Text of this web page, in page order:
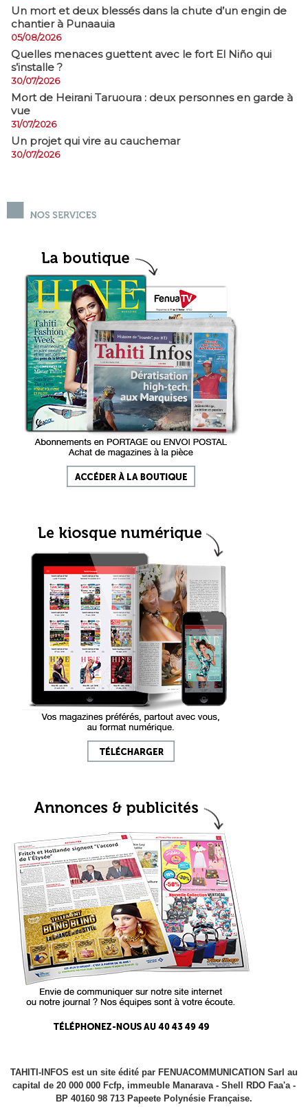
​Un mort et deux blessés dans la chute d’un engin de
chantier à Punaauia
05/08/2026
Quelles menaces guettent avec le fort El Niño qui
s’installe ?
30/07/2026
Mort de Heirani Taruoura : deux personnes en garde à
vue
31/07/2026
Un projet qui vire au cauchemar
30/07/2026
TAHITI-INFOS est un site édité par FENUACOMMUNICATION Sarl au
capital de 20 000 000 Fcfp, immeuble Manarava - Shell RDO Faa'a -
BP 40160 98 713 Papeete Polynésie Française.